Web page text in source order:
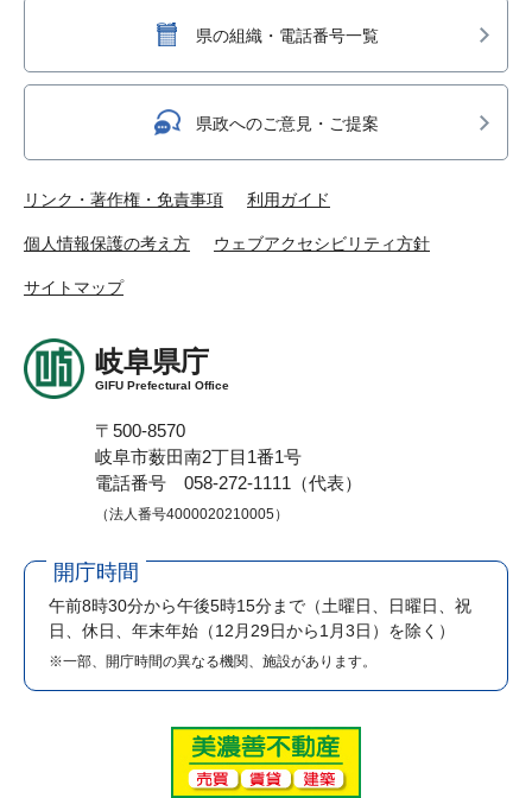
県の組織・電話番号一覧
県政へのご意見・ご提案
リンク・著作権・免責事項 利用ガイド
個人情報保護の考え方 ウェブアクセシビリティ方針
サイトマップ
岐阜県庁
GIFU Prefectural Office
〒500-8570
岐阜市薮田南2丁目1番1号
電話番号 058-272-1111（代表）
（法人番号4000020210005）
開庁時間
午前8時30分から午後5時15分まで （土曜日、日曜日、祝
日、休日、年末年始（12月29日から1月3日）を除く）
※一部、開庁時間の異なる機関、施設があります。